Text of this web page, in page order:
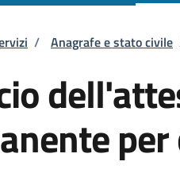
di pane
/ Anagrafe e stato civile